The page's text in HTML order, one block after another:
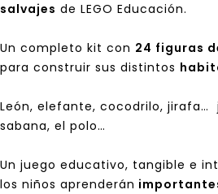
salvajes de LEGO Educación.
Un completo kit con 24 figuras
para construir sus distintos
León, elefante, cocodrilo, jirafa…
sabana, el polo…
Un juego educativo, tangible e
los niños aprenderán